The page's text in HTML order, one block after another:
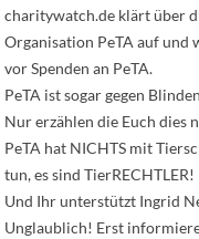
charitywatch.de klärt über
Organisation PeTA auf und
vor Spenden an PeTA.
PeTA ist sogar gegen
Nur erzählen die Euch dies
PeTA hat NICHTS mit
tun, es sind TierRECHTLER!
Und Ihr unterstützt Ingrid
Unglaublich! Erst